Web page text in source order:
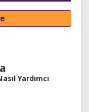
Yardımcı